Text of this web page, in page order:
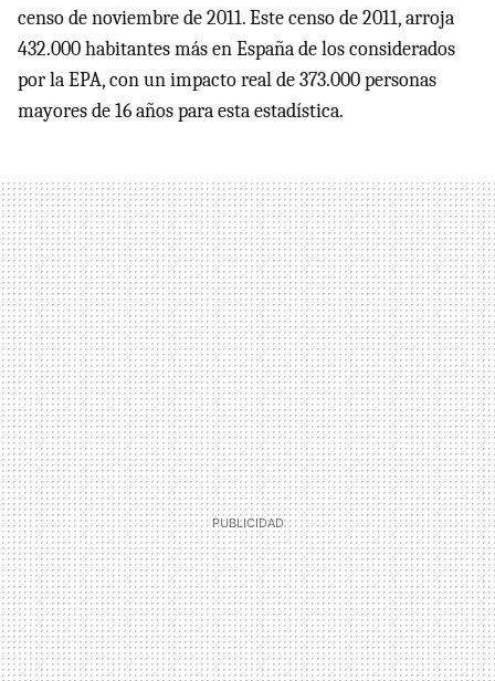
censo de noviembre de 2011. Este censo de 2011, arroja
432.000 habitantes más en España de los considerados
por la EPA, con un impacto real de 373.000 personas
mayores de 16 años para esta estadística.